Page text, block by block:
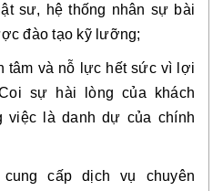
sư, hệ thống nhân sự bài
đào tạo kỹ lưỡng;
tâm và nỗ lực hết sức vì lợi
sự hài lòng của khách
việc là danh dự của chính
cấp dịch vụ chuyên